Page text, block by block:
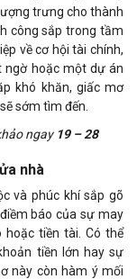
trưng cho thành
công sắp trong tầm
về cơ hội tài chính,
ngờ hoặc một dự án
khó khăn, giấc mơ
sớm tìm đến.
ngay 19 – 28
nhà
và phúc khí sắp gõ
báo của sự may
tiền tài. Có thể
tiền lớn hay sự
này còn hàm ý mối